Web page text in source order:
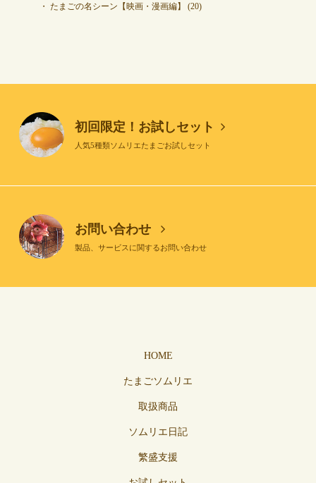
たまごの名シーン【映画・漫画編】
(20)
初回限定！お試しセット
人気5種類ソムリエたまごお試しセット
お問い合わせ
製品、サービスに関するお問い合わせ
HOME
たまごソムリエ
取扱商品
ソムリエ日記
繁盛支援